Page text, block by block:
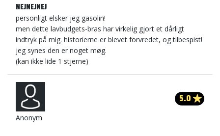
NEJNEJNEJ
personligt elsker jeg gasolin!
men dette lavbudgets-bras har virkelig gjort et dårligt
indtryk på mig. historierne er blevet forvredet, og tilbespist!
jeg synes den er noget møg.
(kan ikke lide 1 stjerne)
Anonym
5.0